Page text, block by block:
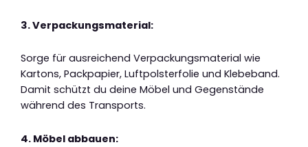
3. Verpackungsmaterial:
Sorge für ausreichend Verpackungsmaterial wie
Kartons, Packpapier, Luftpolsterfolie und Klebeband.
Damit schützt du deine Möbel und Gegenstände
während des Transports.
4. Möbel abbauen: